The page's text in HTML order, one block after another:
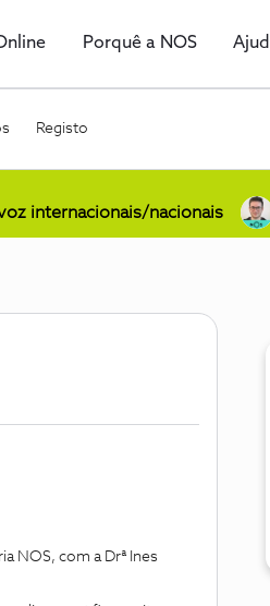
Porquê a NOS
Registo
internacionais/nacionais
NOS, com a Drª Ines